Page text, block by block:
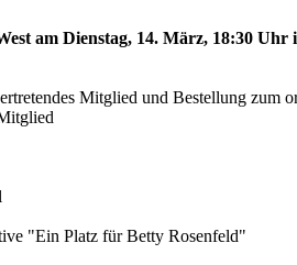
am Dienstag, 14. März, 18:30
Mitglied und Bestellung zum
"Ein Platz für Betty Rosenfeld"